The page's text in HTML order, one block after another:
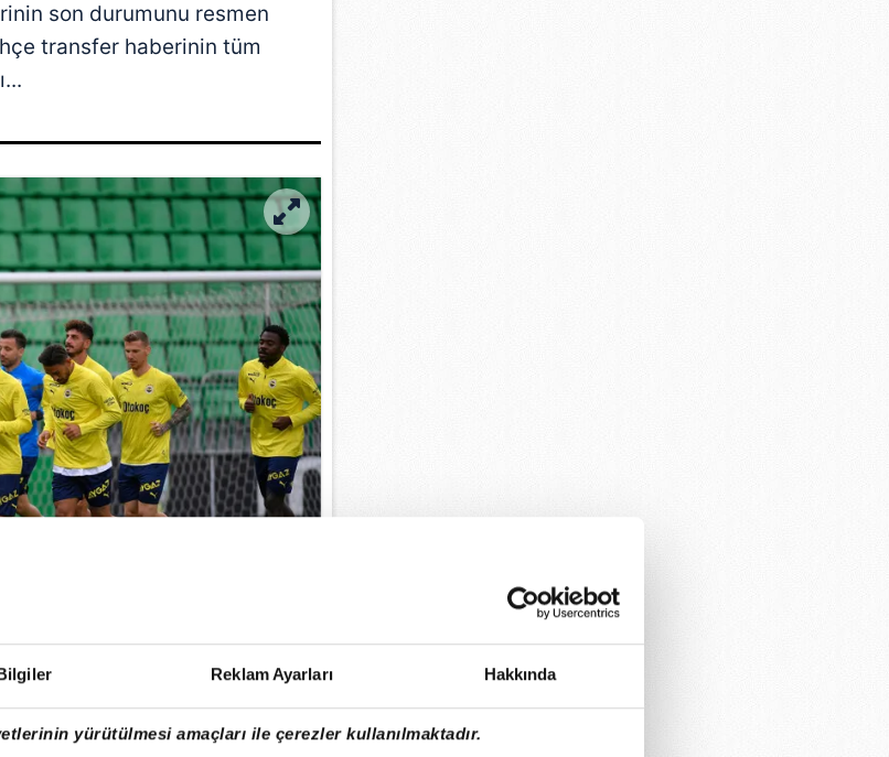
Reklam Ayarları Hakkında
yürütülmesi amaçları ile çerezler kullanılmaktadır.
son durumunu resmen
transfer haberinin tüm
iddialı bir başlangıç yapmak